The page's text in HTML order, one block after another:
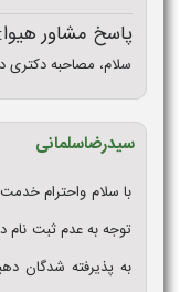
پاسخ مشاور هیوا:
سلام، مصاحبه دکتری
سیدرضاسلمانی
با سلام واحترام
توجه به عدم ثبت نام
به پذیرفته شدگان